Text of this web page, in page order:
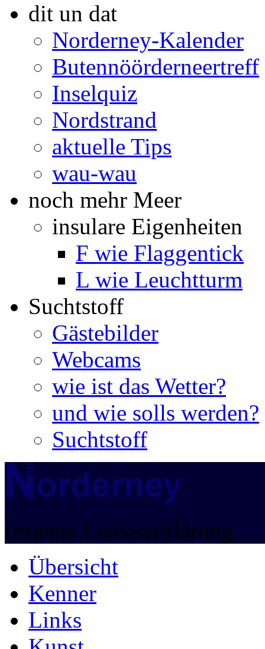
dit un dat
Norderney-Kalender
Butennöörderneertreff
Inselquiz
Nordstrand
aktuelle Tips
wau-wau
noch mehr Meer
insulare Eigenheiten
F wie Flaggentick
L wie Leuchtturm
Suchtstoff
Gästebilder
Webcams
wie ist das Wetter?
und wie solls werden?
Suchtstoff
(m)eine Liebeserklärung
Übersicht
Kenner
Links